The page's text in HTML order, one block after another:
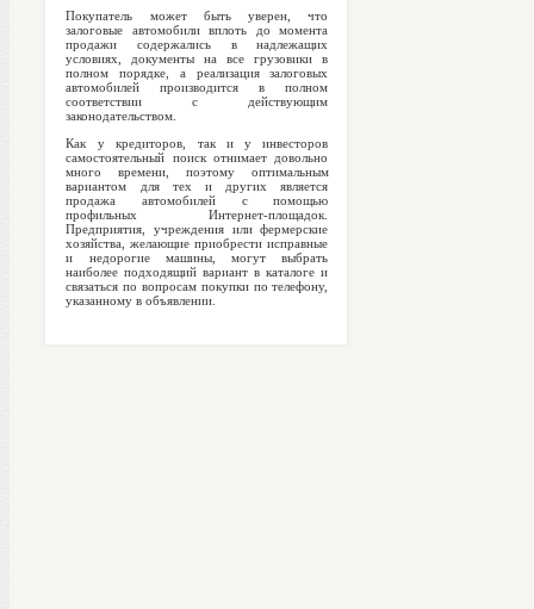
Покупатель может быть уверен, что
залоговые автомобили
вплоть до момента
продажи содержались в надлежащих
условиях, документы на все грузовики в
полном порядке, а реализация залоговых
автомобилей производится в полном
соответствии с действующим
законодательством.
Как у кредиторов, так и у инвесторов
самостоятельный поиск отнимает довольно
много времени, поэтому оптимальным
вариантом для тех и других является
продажа автомобилей с помощью
профильных Интернет-площадок.
Предприятия, учреждения или фермерские
хозяйства, желающие приобрести исправные
и недорогие машины, могут выбрать
наиболее подходящий вариант в каталоге и
связаться по вопросам покупки по телефону,
указанному в объявлении.